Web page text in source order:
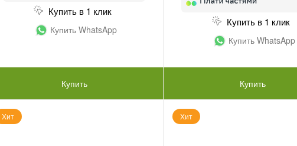
Купить в 1 клик
Купить WhatsApp
Купить
Купить в 1 клик
Купить WhatsApp
Купить
Хит Хит